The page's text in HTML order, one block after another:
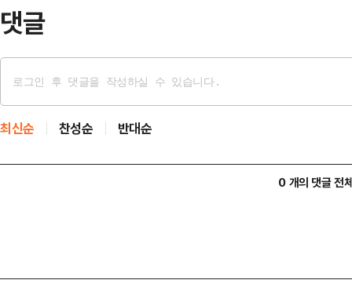
댓글
최신순 찬성순 반대순
0 개의 댓글 전